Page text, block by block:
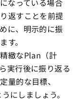
なっている場合
返すことを前提
に、明示的に振
す。
緻なPlan（計
実行後に振り返る
量的な目標、
にしましょう。